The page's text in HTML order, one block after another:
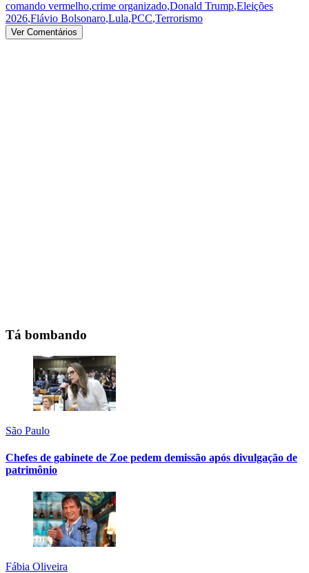
comando vermelho,crime organizado,Donald Trump,Eleições
2026,Flávio Bolsonaro,Lula,PCC,Terrorismo
Ver Comentários
Tá bombando
São Paulo
Chefes de gabinete de Zoe pedem demissão após divulgação de
patrimônio
Fábia Oliveira